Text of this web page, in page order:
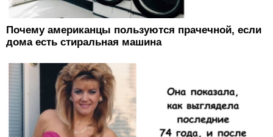
Почему американцы пользуются прачечной, если
дома есть стиральная машина